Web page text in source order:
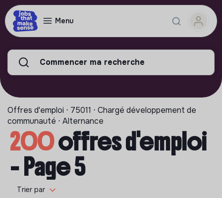
Menu
Commencer ma recherche
Offres d'emploi ⋅ 75011 ⋅ Chargé développement de
communauté ⋅ Alternance
200offres d'emploi
- Page 5
Trier par